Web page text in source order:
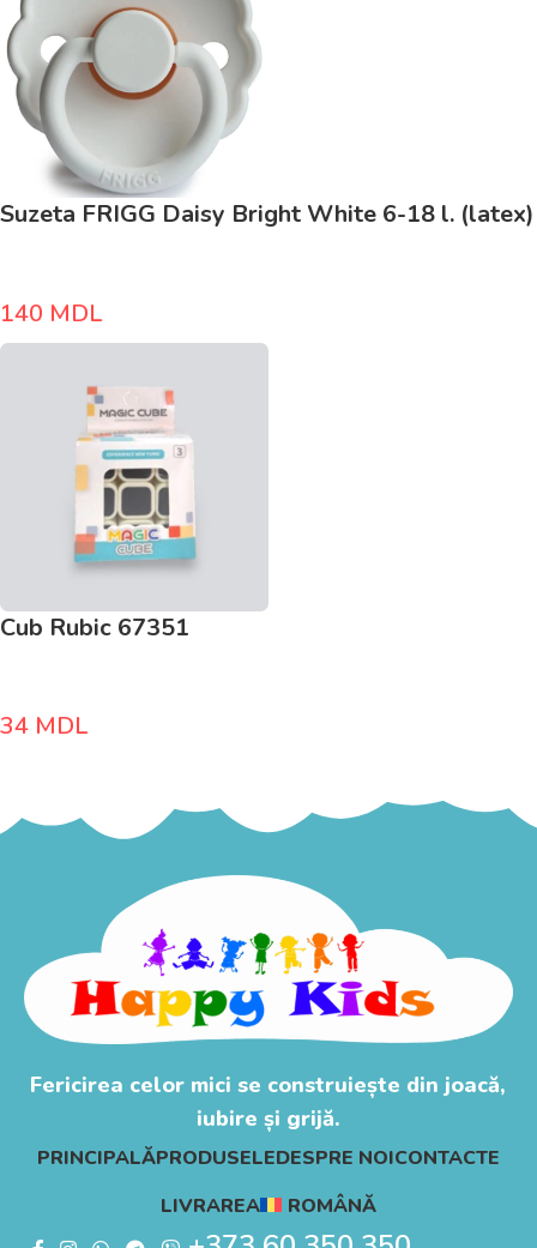
Suzeta FRIGG Daisy Bright White 6-18 l. (latex)
140 MDL
Cub Rubic 67351
34 MDL
Fericirea celor mici se construiește din joacă,
iubire și grijă.
PRINCIPALĂPRODUSELEDESPRE NOICONTACTE
LIVRAREA
ROMÂNĂ